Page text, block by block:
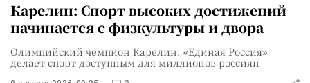
Карелин: Спорт высоких достижений
начинается с физкультуры и двора
Олимпийский чемпион Карелин: «Единая Россия»
делает спорт доступным для миллионов россиян